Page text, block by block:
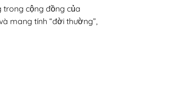
trong cộng đồng của
mang tính “đời thường”,